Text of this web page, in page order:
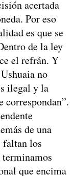
acertada
Por eso
es que se
de la ley
el refrán. Y
no
ilegal y la
de una
faltan los
que encima